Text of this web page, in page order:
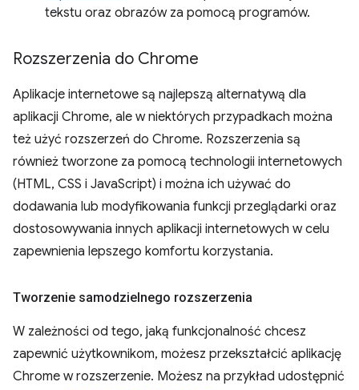
tekstu oraz obrazów za pomocą programów.
Rozszerzenia do Chrome
Aplikacje internetowe są najlepszą alternatywą dla
aplikacji Chrome, ale w niektórych przypadkach można
też użyć rozszerzeń do Chrome. Rozszerzenia są
również tworzone za pomocą technologii internetowych
(HTML, CSS i JavaScript) i można ich używać do
dodawania lub modyfikowania funkcji przeglądarki oraz
dostosowywania innych aplikacji internetowych w celu
zapewnienia lepszego komfortu korzystania.
Tworzenie samodzielnego rozszerzenia
W zależności od tego, jaką funkcjonalność chcesz
zapewnić użytkownikom, możesz przekształcić aplikację
Chrome w rozszerzenie. Możesz na przykład udostępnić